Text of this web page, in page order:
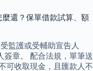
還？保單借款試算、額
監護或受輔助宣告人
簽章。 配合法規，單筆送
可收取現金，且匯款人不